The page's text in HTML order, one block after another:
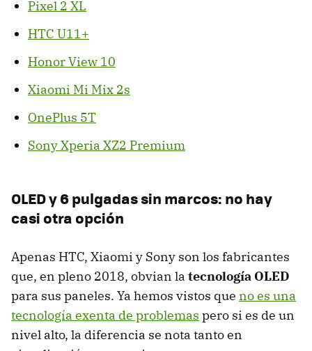
Pixel 2 XL
HTC U11+
Honor View 10
Xiaomi Mi Mix 2s
OnePlus 5T
Sony Xperia XZ2 Premium
OLED y 6 pulgadas sin marcos: no hay
casi otra opción
Apenas HTC, Xiaomi y Sony son los fabricantes
que, en pleno 2018, obvian la tecnología OLED
para sus paneles. Ya hemos vistos que no es una
tecnología exenta de problemas pero si es de un
nivel alto, la diferencia se nota tanto en